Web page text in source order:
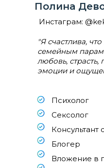
"Я счастлива,
семейным парам
любовь, страсть,
эмоции и
Психолог
Сексолог
Блогер
Вложение в
Инстаграм:
Полина